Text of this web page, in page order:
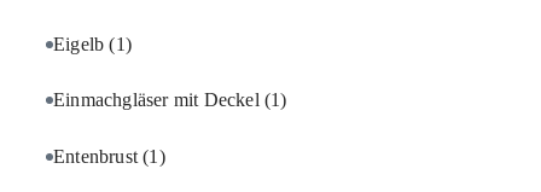
Eigelb(1)
Einmachgläser mit Deckel (1)
Entenbrust(1)